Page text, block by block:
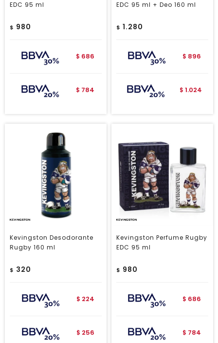
EDC 95 ml
$ 980
$ 686
$ 784
EDC 95 ml + Deo 160 ml
$ 1.280
$ 896
$ 1.024
Kevingston Desodorante
Rugby 160 ml
$ 320
$ 224
$ 256
Kevingston Perfume Rugby
EDC 95 ml
$ 980
$ 686
$ 784